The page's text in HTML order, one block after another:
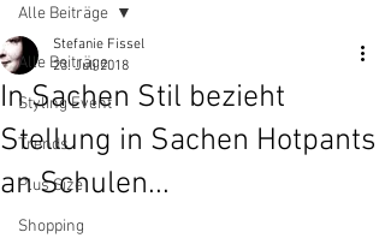
Alle Beiträge
Styling Event
Trends
Plus Size
Shopping
Alle Beiträge
In Sachen Stil bezieht
Stellung in Sachen Hotpants
an Schulen...
Stefanie Fissel
23. Juli 2018